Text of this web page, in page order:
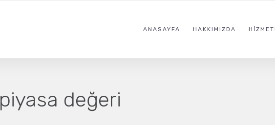
ANASAYFA HAKKIMIZDA
piyasa değeri